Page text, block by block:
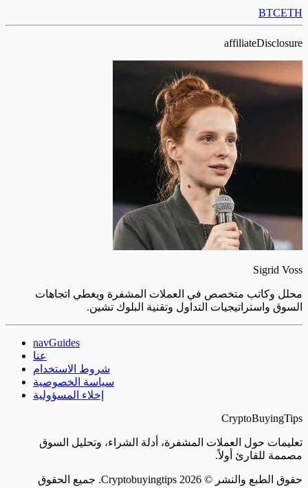
BTCETH
affiliateDisclosure
Sigrid Voss
محلل وكاتب متخصص في العملات المشفرة ويغطي اتجاهات
السوق واستراتيجيات التداول وتقنية البلوك تشين.
navGuides
عنا
شروط الاستخدام
سياسة الخصوصية
إخلاء المسؤولية
CryptoBuyingTips
تعليمات حول العملات المشفرة، أدلة الشراء، وتحليل السوق
مصممة للقارئ أولاً.
حقوق الطبع والنشر © 2026 Cryptobuyingtips. جميع الحقوق